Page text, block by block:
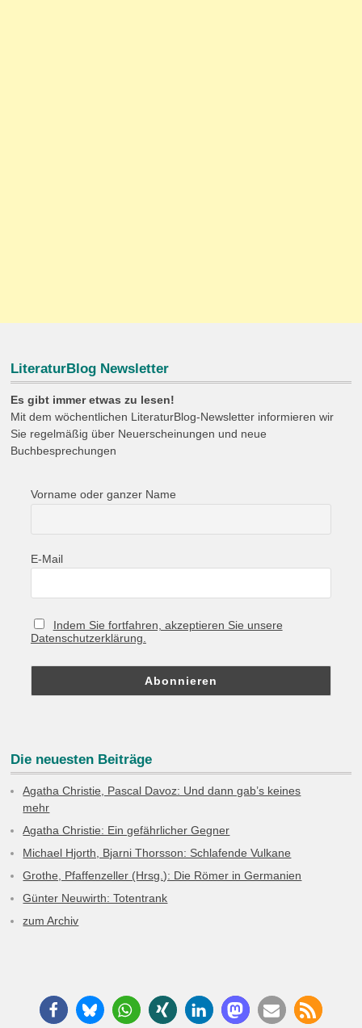
LiteraturBlog Newsletter
Es gibt immer etwas zu lesen!
Mit dem wöchentlichen LiteraturBlog-Newsletter informieren wir
Sie regelmäßig über Neuerscheinungen und neue
Buchbesprechungen
Vorname oder ganzer Name
E-Mail
Indem Sie fortfahren, akzeptieren Sie unsere
Datenschutzerklärung.
Die neuesten Beiträge
Agatha Christie, Pascal Davoz: Und dann gab’s keines
mehr
Agatha Christie: Ein gefährlicher Gegner
Michael Hjorth, Bjarni Thorsson: Schlafende Vulkane
Grothe, Pfaffenzeller (Hrsg.): Die Römer in Germanien
Günter Neuwirth: Totentrank
zum Archiv